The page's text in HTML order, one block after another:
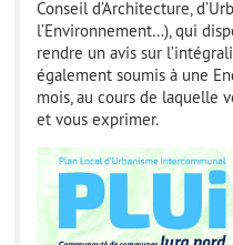
Conseil d’Architecture,
l’Environnement…), qui
rendre un avis sur
également soumis à une
mois, au cours de laquelle
et vous exprimer.